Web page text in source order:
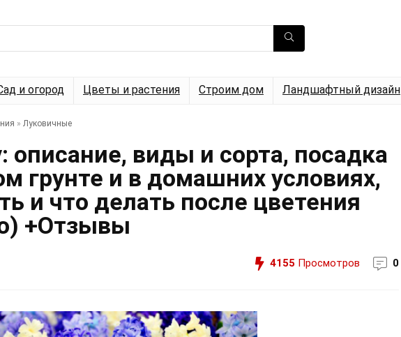
и огород Цветы и растения Строим дом Ландшафтный дизайн
» Луковичные
описание, виды и сорта, посадка
грунте и в домашних условиях,
и что делать после цветения
+Отзывы
4155 Просмотров 0